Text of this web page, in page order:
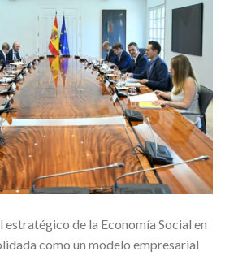
estratégico de la Economía Social en
como un modelo empresarial